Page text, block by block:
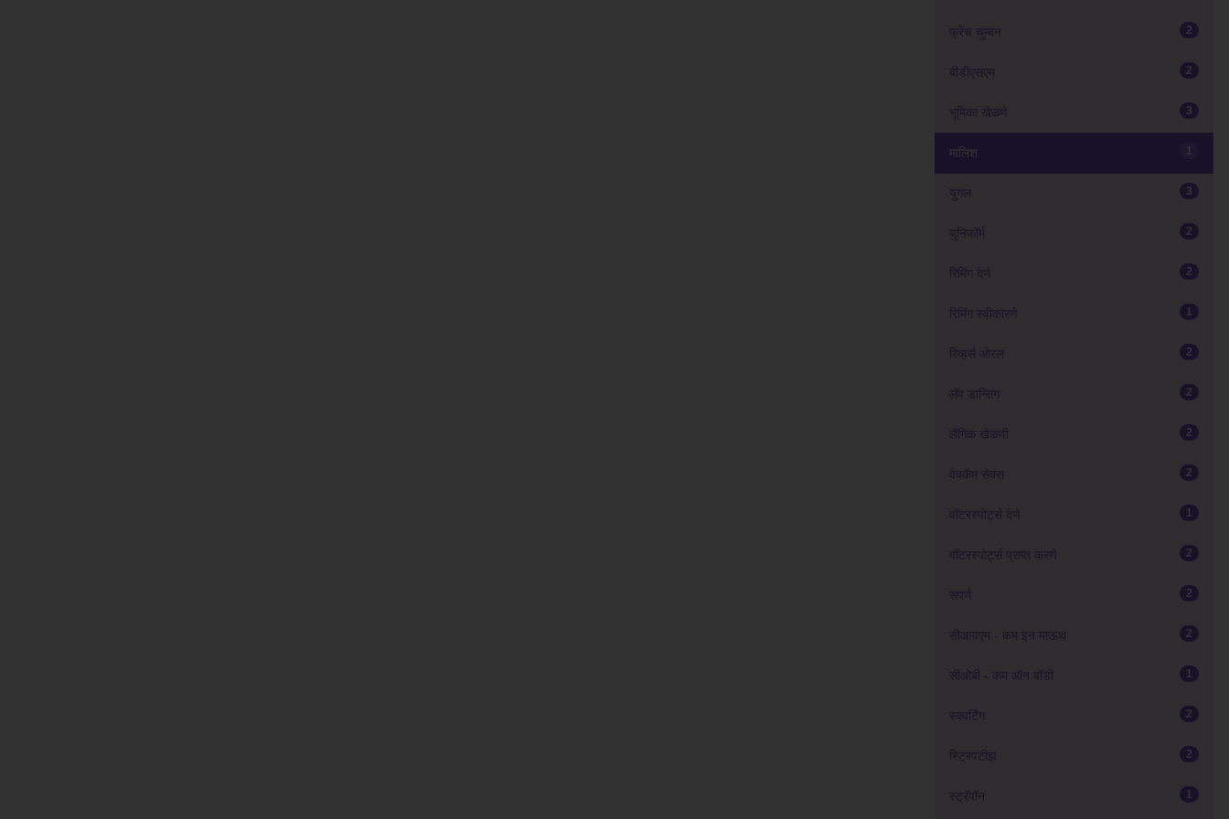
फ्रेंच चुम्बन 2
बीडीएसएम 2
भूमिका खेळणे 3
मालिश 1
युगल 3
युनिफॉर्म 2
रिमिंग देणे 2
रिमिंग स्वीकारणे 1
रिव्हर्स ओरल 2
लॅप डान्सिंग 2
लैंगिक खेळणी 2
वेबकॅम सेक्स 2
वॉटरस्पोर्ट्स देणे 1
वॉटरस्पोर्ट्स प्राप्त करणे 2
सपर्ण 2
सीआयएम - कम इन माऊथ 2
सीओबी - कम ऑन बॉडी 1
स्क्वर्टिंग 2
स्ट्रिपटीझ 2
स्ट्रॅपॉन 1